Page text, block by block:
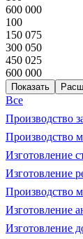
600 000
100
150 075
300 050
450 025
600 000
Все
Производство
Производство
Изготовление
Изготовление
Производство
Изготовление
Изготовление